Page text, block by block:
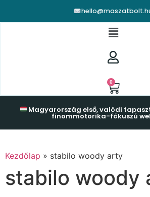
0
Magyarország első, valódi
finommotorika-fókuszú
Kezdőlap » stabilo woody arty
stabilo woody